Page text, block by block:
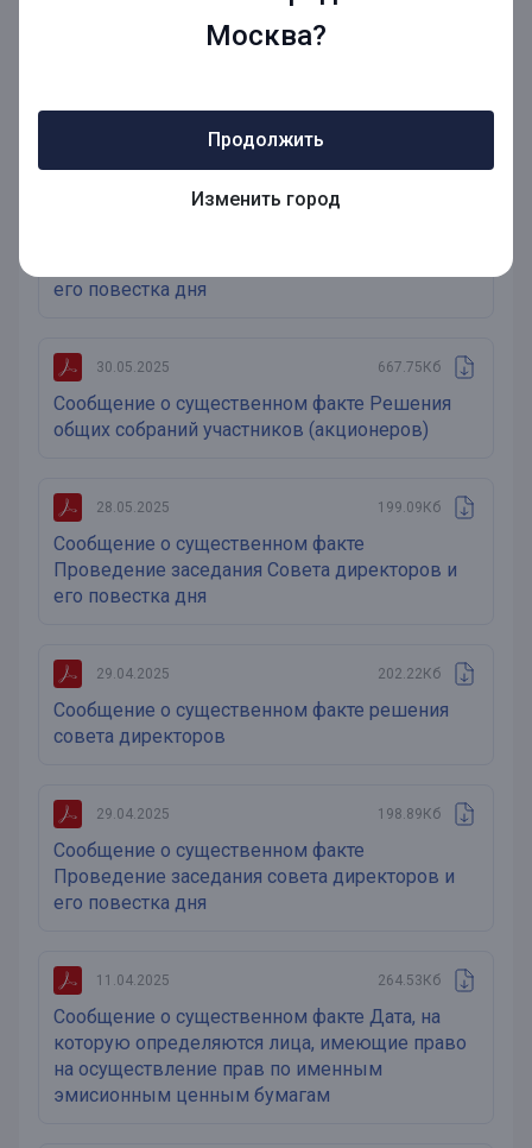
Москва?
Продолжить
Изменить город
его повестка дня
30.05.2025 667.75Кб
Сообщение о существенном факте Решения
общих собраний участников (акционеров)
28.05.2025 199.09Кб
Сообщение о существенном факте
Проведение заседания Совета директоров и
его повестка дня
29.04.2025 202.22Кб
Сообщение о существенном факте решения
совета директоров
29.04.2025 198.89Кб
Сообщение о существенном факте
Проведение заседания совета директоров и
его повестка дня
11.04.2025 264.53Кб
Сообщение о существенном факте Дата, на
которую определяются лица, имеющие право
на осуществление прав по именным
эмисионным ценным бумагам